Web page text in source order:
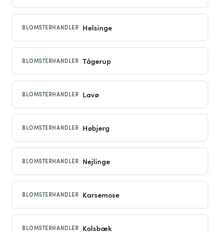
BLOMSTERHANDLER Helsinge
BLOMSTERHANDLER Tågerup
BLOMSTERHANDLER Lavø
BLOMSTERHANDLER Høbjerg
BLOMSTERHANDLER Nejlinge
BLOMSTERHANDLER Karsemose
BLOMSTERHANDLER Kolsbæk